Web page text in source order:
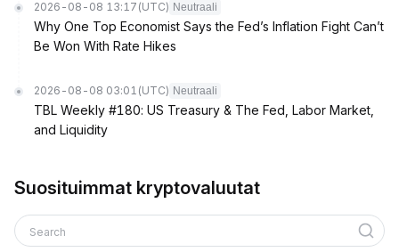
2026-08-08 13:17 (UTC) Neutraali
Why One Top Economist Says the Fed’s Inflation Fight Can’t
Be Won With Rate Hikes
2026-08-08 03:01 (UTC) Neutraali
TBL Weekly #180: US Treasury & The Fed, Labor Market,
and Liquidity
Suosituimmat kryptovaluutat
Search